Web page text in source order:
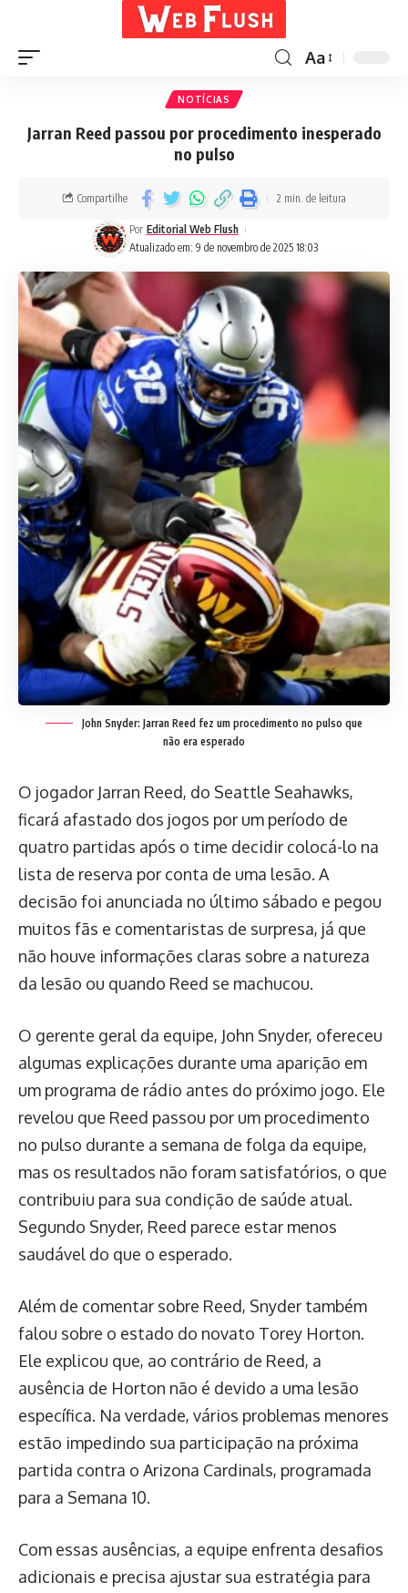
Aa
NOTÍCIAS
Jarran Reed passou por procedimento inesperado
no pulso
Atualizado em: 9 de novembro de 2025 18:03
Por Editorial Web Flush
Compartilhe 2 min. de leitura
John Snyder: Jarran Reed fez um procedimento no pulso que
não era esperado
O jogador Jarran Reed, do Seattle Seahawks,
ficará afastado dos jogos por um período de
quatro partidas após o time decidir colocá-lo na
lista de reserva por conta de uma lesão. A
decisão foi anunciada no último sábado e pegou
muitos fãs e comentaristas de surpresa, já que
não houve informações claras sobre a natureza
da lesão ou quando Reed se machucou.
O gerente geral da equipe, John Snyder, ofereceu
algumas explicações durante uma aparição em
um programa de rádio antes do próximo jogo. Ele
revelou que Reed passou por um procedimento
no pulso durante a semana de folga da equipe,
mas os resultados não foram satisfatórios, o que
contribuiu para sua condição de saúde atual.
Segundo Snyder, Reed parece estar menos
saudável do que o esperado.
Além de comentar sobre Reed, Snyder também
falou sobre o estado do novato Torey Horton.
Ele explicou que, ao contrário de Reed, a
ausência de Horton não é devido a uma lesão
específica. Na verdade, vários problemas menores
estão impedindo sua participação na próxima
partida contra o Arizona Cardinals, programada
para a Semana 10.
Com essas ausências, a equipe enfrenta desafios
adicionais e precisa ajustar sua estratégia para